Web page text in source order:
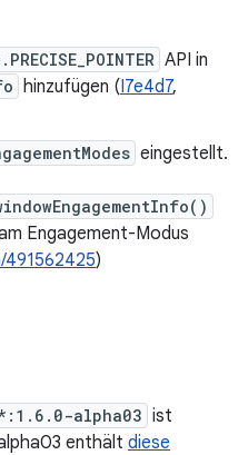
API in
hinzufügen (I7e4d7,
eingestellt.
Engagement-Modus
491562425)
alpha03 ist
enthält diese